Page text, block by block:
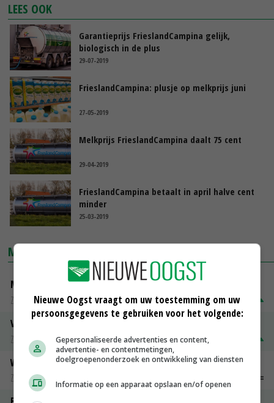
LEES OOK
Garantieprijs FrieslandCampina gelijk,
biologisch in de plus
29-07-2019
FrieslandCampina: plusje op melkprijs juni
27-05-2019
Melkprijs FrieslandCampina daalt 75 cent
29-04-2019
FrieslandCampina betaalt in april halve cent
minder
25-03-2019
MARKTPRIJZEN
Magere melkpoeder
Zuivel weekprijzen
€ 269,00 € 7,00
Volle melkpoeder
Zuivel weekprijzen
€ 345,00
Weipoeder
Zuivel weekprijzen
€ 134,00
Nieuwe Oogst vraagt om uw toestemming om uw
persoonsgegevens te gebruiken voor het volgende:
Gepersonaliseerde advertenties en content,
advertentie- en contentmetingen,
doelgroepenonderzoek en ontwikkeling van diensten
Informatie op een apparaat opslaan en/of openen